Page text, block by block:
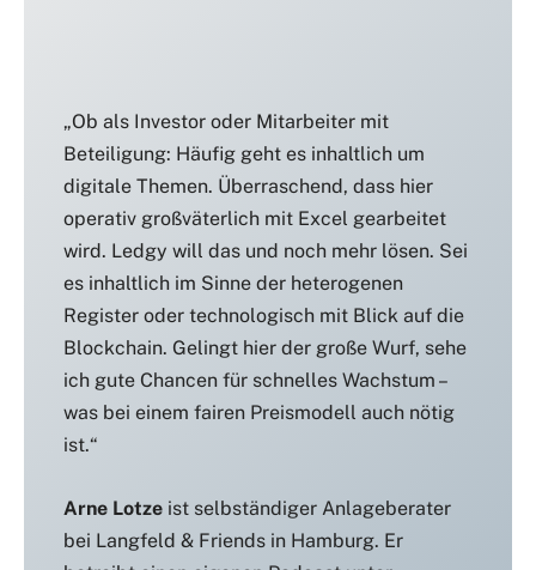
„Ob als Investor oder Mitarbeiter mit
Beteiligung: Häufig geht es inhaltlich um
digitale Themen. Überraschend, dass hier
operativ großväterlich mit Excel gearbeitet
wird. Ledgy will das und noch mehr lösen. Sei
es inhaltlich im Sinne der heterogenen
Register oder technologisch mit Blick auf die
Blockchain. Gelingt hier der große Wurf, sehe
ich gute Chancen für schnelles Wachstum –
was bei einem fairen Preismodell auch nötig
ist.“
Arne Lotzeist selbständiger Anlageberater
bei Langfeld & Friends in Hamburg. Er